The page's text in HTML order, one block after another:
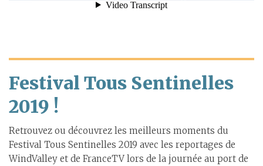
Festival Tous Sentinelles
2019 !
Retrouvez ou découvrez les meilleurs moments du
Festival Tous Sentinelles 2019 avec les reportages de
WindValley et de FranceTV lors de la journée au port de